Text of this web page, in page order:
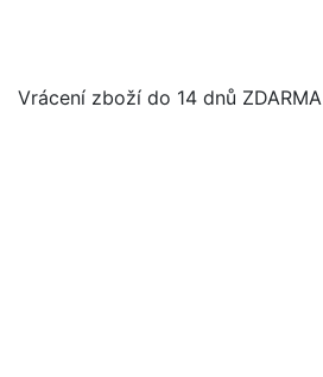
Vrácení zboží do 14 dnů ZDARMA